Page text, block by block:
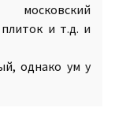
и т.д. и
однако ум у